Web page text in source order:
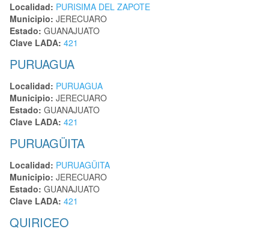
Localidad: PURISIMA DEL ZAPOTE
Municipio: JERECUARO
Estado: GUANAJUATO
Clave LADA: 421
PURUAGUA
Localidad: PURUAGUA
Municipio: JERECUARO
Estado: GUANAJUATO
Clave LADA: 421
PURUAGÜITA
Localidad: PURUAGÜITA
Municipio: JERECUARO
Estado: GUANAJUATO
Clave LADA: 421
QUIRICEO